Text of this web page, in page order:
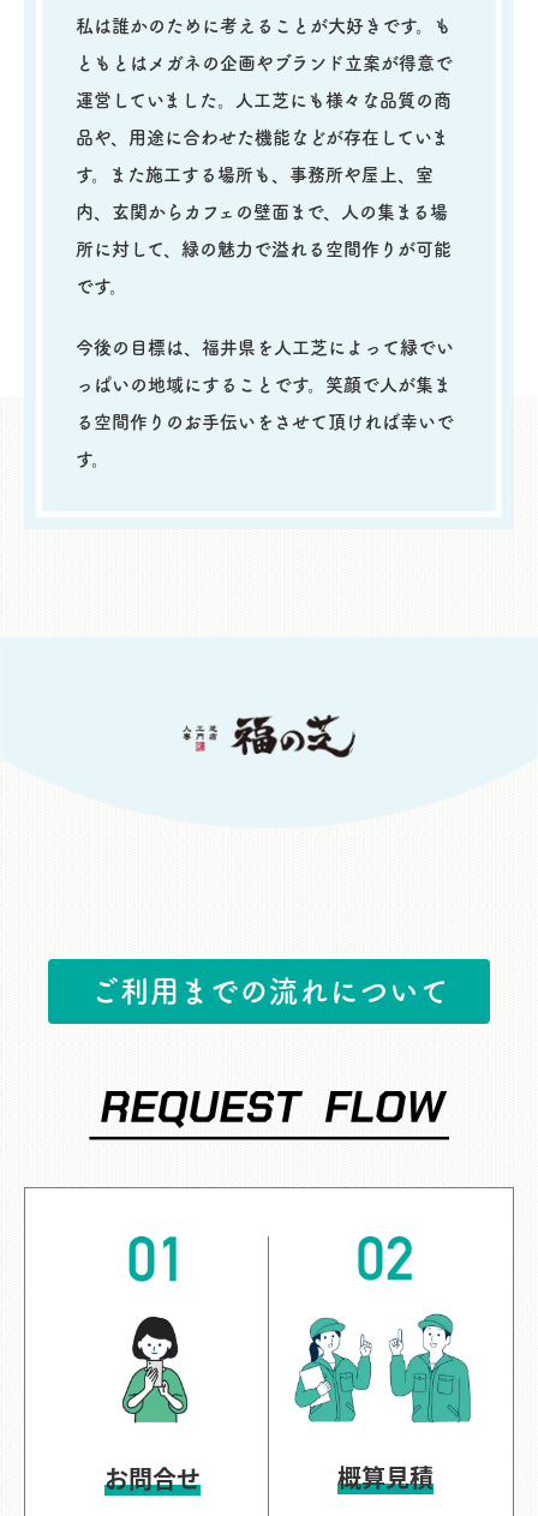
私は誰かのために考えることが大好きです。も
ともとはメガネの企画やブランド立案が得意で
運営していました。人工芝にも様々な品質の商
品や、用途に合わせた機能などが存在していま
す。また施工する場所も、事務所や屋上、室
内、玄関からカフェの壁面まで、人の集まる場
所に対して、緑の魅力で溢れる空間作りが可能
です。
今後の目標は、福井県を人工芝によって緑でい
っぱいの地域にすることです。笑顔で人が集ま
る空間作りのお手伝いをさせて頂ければ幸いで
す。
ご利用までの流れについて
お問合せ 概算見積